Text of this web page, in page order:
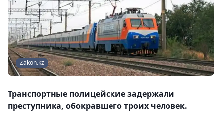
Zakon.kz
Транспортные полицейские задержали
преступника, обокравшего троих человек.